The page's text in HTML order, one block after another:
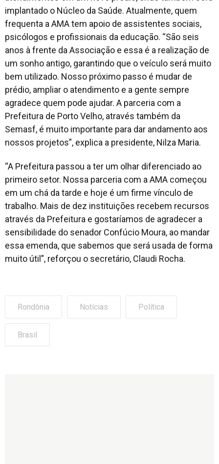
implantado o Núcleo da Saúde. Atualmente, quem
frequenta a AMA tem apoio de assistentes sociais,
psicólogos e profissionais da educação. “São seis
anos à frente da Associação e essa é a realização de
um sonho antigo, garantindo que o veículo será muito
bem utilizado. Nosso próximo passo é mudar de
prédio, ampliar o atendimento e a gente sempre
agradece quem pode ajudar. A parceria com a
Prefeitura de Porto Velho, através também da
Semasf, é muito importante para dar andamento aos
nossos projetos”, explica a presidente, Nilza Maria.
“A Prefeitura passou a ter um olhar diferenciado ao
primeiro setor. Nossa parceria com a AMA começou
em um chá da tarde e hoje é um firme vínculo de
trabalho. Mais de dez instituições recebem recursos
através da Prefeitura e gostaríamos de agradecer a
sensibilidade do senador Confúcio Moura, ao mandar
essa emenda, que sabemos que será usada de forma
muito útil”, reforçou o secretário, Claudi Rocha.
Rondônia Notícias Política
Brasil